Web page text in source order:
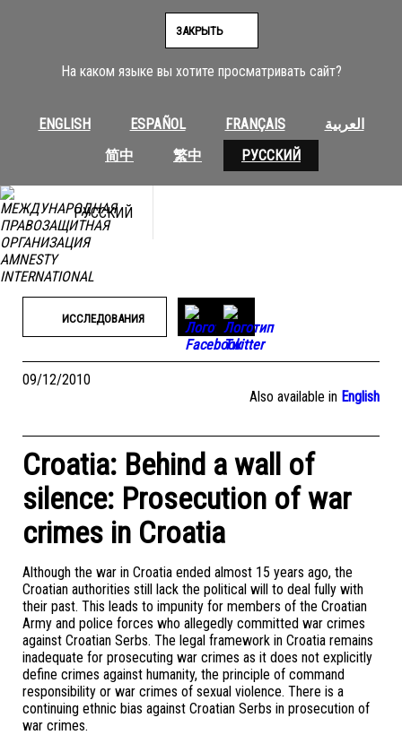
На каком языке вы хотите просматривать сайт?
ENGLISH ESPAÑOL FRANÇAIS
العربية
简中
繁中 РУССКИЙ
ЗАКРЫТЬ
РУССКИЙ
ИССЛЕДОВАНИЯ
09/12/2010
Also available in English
Croatia: Behind a wall of
silence: Prosecution of war
crimes in Croatia
Although the war in Croatia ended almost 15 years ago, the
Croatian authorities still lack the political will to deal fully with
their past. This leads to impunity for members of the Croatian
Army and police forces who allegedly committed war crimes
against Croatian Serbs. The legal framework in Croatia remains
inadequate for prosecuting war crimes as it does not explicitly
define crimes against humanity, the principle of command
responsibility or war crimes of sexual violence. There is a
continuing ethnic bias against Croatian Serbs in prosecution of
war crimes.